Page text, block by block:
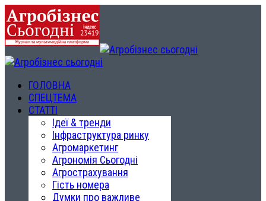
ГОЛОВНА
СПЕЦТЕМА
СТАТТІ
Ідеї & тренди
Інфраструктура ринку
Агромаркетинг
Агрономія Сьогодні
Агрострахування
Гість номера
Думки про важливе